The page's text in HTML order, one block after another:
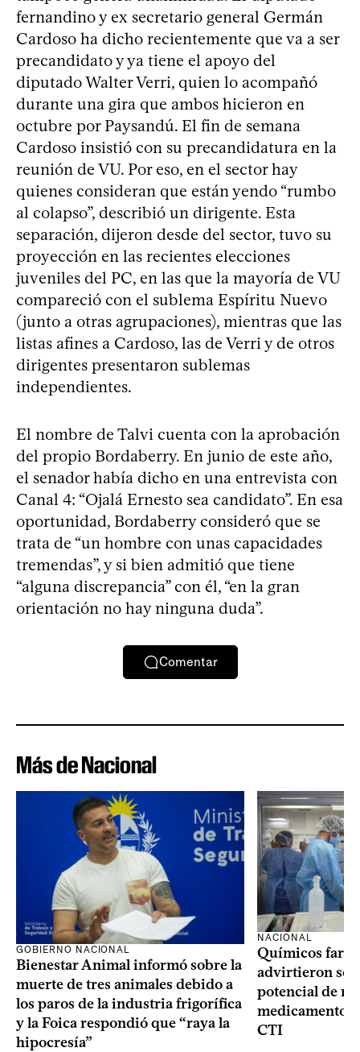
fernandino y ex secretario general Germán
Cardoso ha dicho recientemente que va a ser
precandidato y ya tiene el apoyo del
diputado Walter Verri, quien lo acompañó
durante una gira que ambos hicieron en
octubre por Paysandú. El fin de semana
Cardoso insistió con su precandidatura en la
reunión de VU. Por eso, en el sector hay
quienes consideran que están yendo “rumbo
al colapso”, describió un dirigente. Esta
separación, dijeron desde del sector, tuvo su
proyección en las recientes elecciones
juveniles del PC, en las que la mayoría de VU
compareció con el sublema Espíritu Nuevo
(junto a otras agrupaciones), mientras que las
listas afines a Cardoso, las de Verri y de otros
dirigentes presentaron sublemas
independientes.
El nombre de Talvi cuenta con la aprobación
del propio Bordaberry. En junio de este año,
el senador había dicho en una entrevista con
Canal 4: “Ojalá Ernesto sea candidato”. En esa
oportunidad, Bordaberry consideró que se
trata de “un hombre con unas capacidades
tremendas”, y si bien admitió que tiene
“alguna discrepancia” con él, “en la gran
orientación no hay ninguna duda”.
Comentar
Más de Nacional
GOBIERNO NACIONAL
Bienestar Animal informó sobre la
muerte de tres animales debido a
los paros de la industria frigorífica
y la Foica respondió que “raya la
hipocresía”
NACIONAL
Químicos
advirtieron
potencial de
medicamentos
CTI